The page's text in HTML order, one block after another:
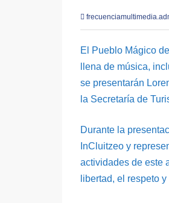
El Pueblo Mágico
llena de música,
se presentarán
la Secretaría de
Durante la
InCluitzeo y
actividades de este
libertad, el respeto